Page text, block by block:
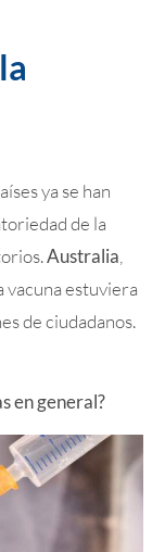
ya se han
de la
Australia
vacuna estuviera
de ciudadanos.
en general?